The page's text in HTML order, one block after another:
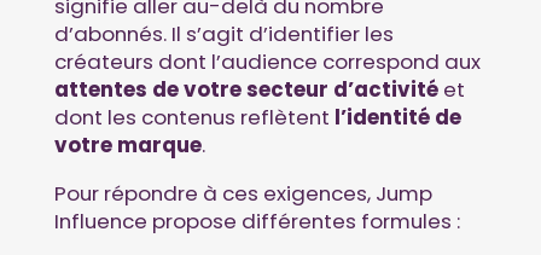
signifie aller au-delà du nombre
d’abonnés. Il s’agit d’identifier les
créateurs dont l’audience correspond aux
attentes de votre secteur d’activité et
dont les contenus reflètent l’identité de
votre marque.
Pour répondre à ces exigences, Jump
Influence propose différentes formules :